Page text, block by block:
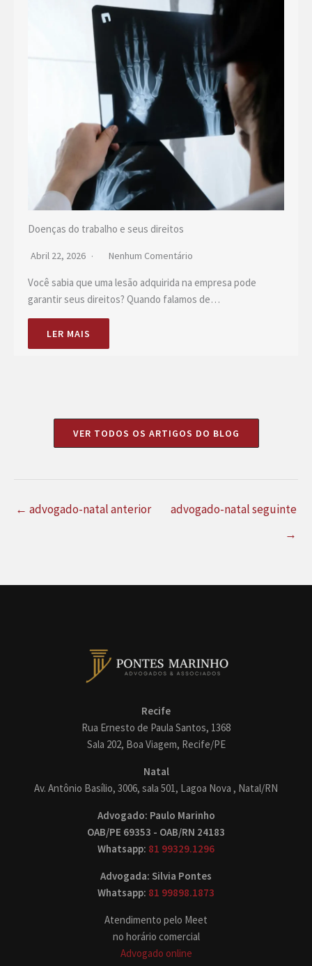
Doenças do trabalho e seus direitos
Abril 22, 2026 Nenhum Comentário
Você sabia que uma lesão adquirida na empresa pode
garantir seus direitos? Quando falamos de…
LER MAIS
VER TODOS OS ARTIGOS DO BLOG
← advogado-natal anterior
advogado-natal seguinte
→
Recife
Rua Ernesto de Paula Santos, 1368
Sala 202, Boa Viagem, Recife/PE
Natal
Av. Antônio Basílio, 3006, sala 501, Lagoa Nova , Natal/RN
Advogado: Paulo Marinho
OAB/PE 69353 - OAB/RN 24183
Whatsapp: 81 99329.1296
Advogada: Silvia Pontes
Whatsapp: 81 99898.1873
Atendimento pelo Meet
no horário comercial
Advogado online